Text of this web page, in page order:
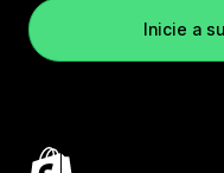
Inicie a